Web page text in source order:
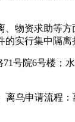
物资求助等
实行集中隔离
号院6号楼；
乌申请流程